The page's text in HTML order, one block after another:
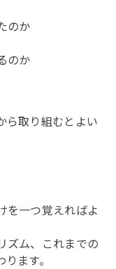
のか
のか
ら取り組むとよい
を一つ覚えればよ
ズム、これまでの
ます。